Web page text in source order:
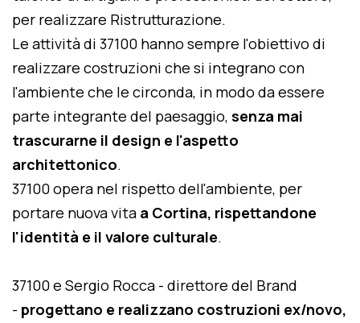
per realizzare Ristrutturazione.
Le attività di 37100 hanno sempre l'obiettivo di
realizzare costruzioni che si integrano con
l'ambiente che le circonda, in modo da essere
parte integrante del paesaggio, senza mai
trascurarne il design e l'aspetto
architettonico.
37100 opera nel rispetto dell'ambiente, per
portare nuova vita a Cortina, rispettandone
l'identità e il valore culturale.
37100 e Sergio Rocca - direttore del Brand
- progettano e realizzano costruzioni ex/novo,